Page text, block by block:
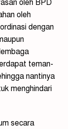
oleh BPD
oleh
dengan
teman-
nantinya
menghindari
secara